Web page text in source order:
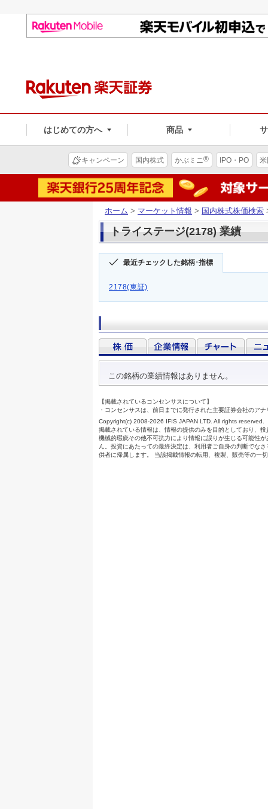
はじめての方へ 商品
キャンペーン 国内株式 かぶミニ® IPO・PO
ホーム > マーケット情報 > 国内株式株価検索
トライステージ(2178) 業績
最近チェックした銘柄･指標
2178(東証)